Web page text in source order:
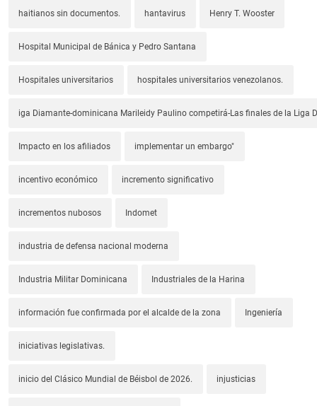
haitianos sin documentos. hantavirus Henry T. Wooster
Hospital Municipal de Bánica y Pedro Santana
Hospitales universitarios hospitales universitarios venezolanos.
iga Diamante-dominicana Marileidy Paulino competirá-Las finales de la Liga
Impacto en los afiliados implementar un embargo"
incentivo económico incremento significativo
incrementos nubosos Indomet
industria de defensa nacional moderna
Industria Militar Dominicana Industriales de la Harina
información fue confirmada por el alcalde de la zona Ingeniería
iniciativas legislativas.
inicio del Clásico Mundial de Béisbol de 2026. injusticias